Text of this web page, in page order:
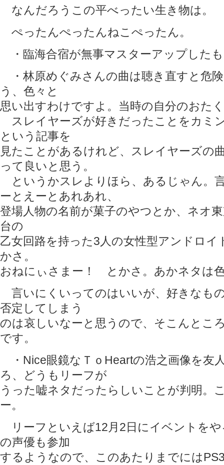
なんだろうこの平べったい生き物は。
ぺったんぺったんねこぺったん。
・臨海合宿が無事マスターアップした
・林原めぐみさんの曲は聴き直すと危
う、色々と
思い出すわけですよ。当時の自分のおた
スレイヤーズが好きだったことをカミ
という記事を
見たことがあるけれど、スレイヤーズの
って良いと思う。
というかスレよりほら、あるじゃん。
ーとえーとあれあれ、
登場人物の名前が菓子のやつとか、ネオ
台の
乙女回路を持った3人の女性型アンドロイ
かさ。
おねにぃさまー！ とかさ。あかネタは
言いにくいってのはいいが、好きなも
否定してしまう
のは哀しいなーと思うので、そこんとこ
です。
・Nice眼鏡なＴｏHeartの浩之画像を友
ろ、どうもリーフが
うった嘘ネタだったらしいことが判明。
ー。
リーフといえば12月2日にイベントをや
の声優も参加
するようなので、このあたりまでには